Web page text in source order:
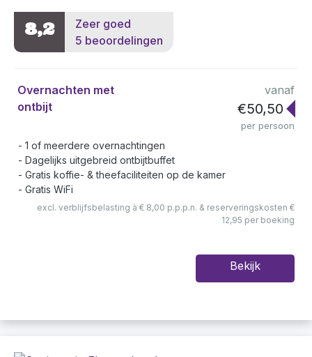
8,2
Zeer goed
5 beoordelingen
Overnachten met
ontbijt
vanaf
€50,50
per persoon
1 of meerdere overnachtingen
Dagelijks uitgebreid ontbijtbuffet
Gratis koffie- & theefaciliteiten op de kamer
Gratis WiFi
excl. verblijfsbelasting à € 8,00 p.p.p.n. & reserveringskosten €
12,95 per boeking
Bekijk